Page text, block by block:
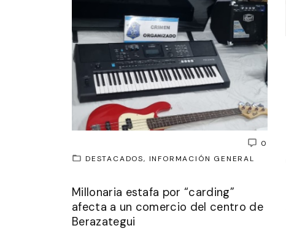
0
DESTACADOS INFORMACIÓN GENERAL
Millonaria estafa por “carding”
afecta a un comercio del centro de
Berazategui